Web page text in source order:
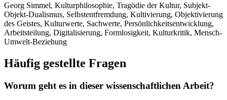
Georg Simmel, Kulturphilosophie, Tragödie der Kultur, Subjekt-
Objekt-Dualismus, Selbstentfremdung, Kultivierung, Objektivierung
des Geistes, Kulturwerte, Sachwerte, Persönlichkeitsentwicklung,
Arbeitsteilung, Digitalisierung, Formlosigkeit, Kulturkritik, Mensch-
Umwelt-Beziehung
Häufig gestellte Fragen
Worum geht es in dieser wissenschaftlichen Arbeit?